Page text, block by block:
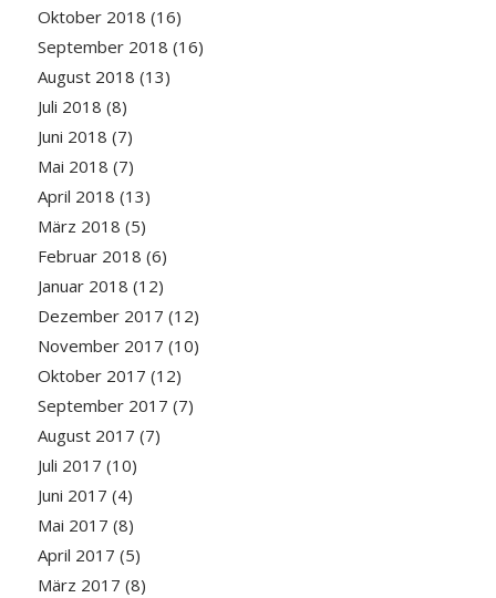
Oktober 2018 (16)
September 2018 (16)
August 2018 (13)
Juli 2018 (8)
Juni 2018 (7)
Mai 2018 (7)
April 2018 (13)
März 2018 (5)
Februar 2018 (6)
Januar 2018 (12)
Dezember 2017 (12)
November 2017 (10)
Oktober 2017 (12)
September 2017 (7)
August 2017 (7)
Juli 2017 (10)
Juni 2017 (4)
Mai 2017 (8)
April 2017 (5)
März 2017 (8)